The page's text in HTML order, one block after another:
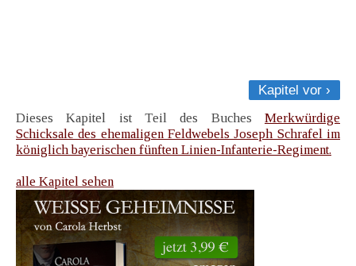
Kapitel vor ›
Dieses Kapitel ist Teil des Buches Merkwürdige
Schicksale des ehemaligen Feldwebels Joseph Schrafel im
königlich bayerischen fünften Linien-Infanterie-Regiment.
alle Kapitel sehen